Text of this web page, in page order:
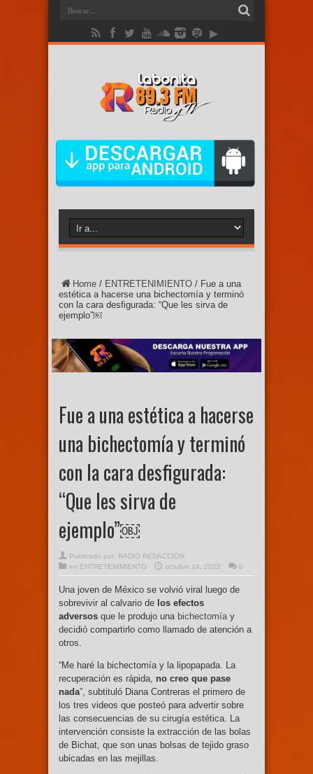
Home / ENTRETENIMIENTO / Fue a una
estética a hacerse una bichectomía y terminó
con la cara desfigurada: “Que les sirva de
ejemplo”￼
Fue a una estética a hacerse
una bichectomía y terminó
con la cara desfigurada:
“Que les sirva de
ejemplo”￼
Publicado por: RADIO REDACCION
en ENTRETENIMIENTO octubre 14, 2022 0
Una joven de México se volvió viral luego de
sobrevivir al calvario de los efectos
adversos que le produjo una bichectomía y
decidió compartirlo como llamado de atención a
otros.
“Me haré la bichectomía y la lipopapada. La
recuperación es rápida, no creo que pase
nada”, subtituló Diana Contreras el primero de
los tres videos que posteó para advertir sobre
las consecuencias de su cirugía estética. La
intervención consiste la extracción de las bolas
de Bichat, que son unas bolsas de tejido graso
ubicadas en las mejillas.